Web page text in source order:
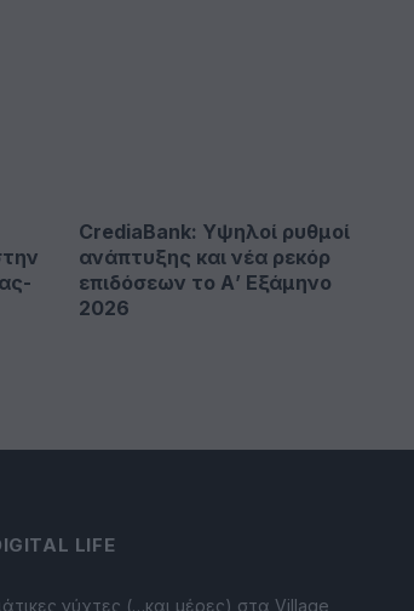
CrediaBank: Υψηλοί ρυθμοί
ανάπτυξης και νέα ρεκόρ
επιδόσεων το Α’ Εξάμηνο
2026
LIFE
νύχτες (…και μέρες) στα Village